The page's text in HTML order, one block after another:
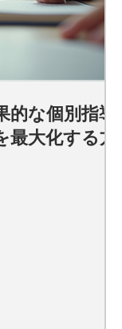
な個別指導
最大化する方